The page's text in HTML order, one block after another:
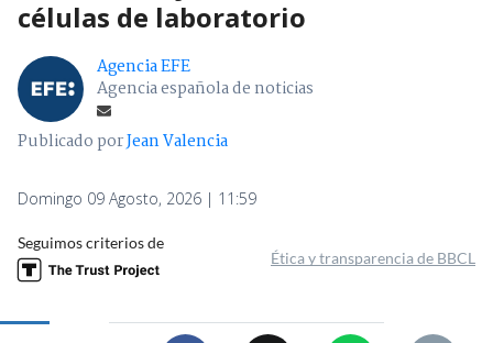
células de laboratorio
Agencia EFE
Agencia española de noticias
Publicado porJean Valencia
Domingo 09 Agosto, 2026 | 11:59
Seguimos criterios de
Ética y transparencia de BBCL